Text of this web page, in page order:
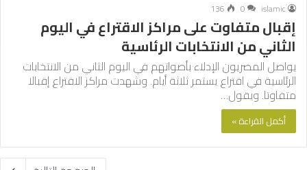
islamic
0
136
إقبال متفاوت على مراكز الاقتراع في اليوم
الثاني من الانتخابات الرئاسية
يواصل المصريون الإدلاء بأصواتهم في اليوم الثاني من الانتخابات
الرئاسية في اقتراع يستمر ثلاثة أيام. وشهدت مراكز الاقتراع إقبالا
متفاوتا. ويقول…
أكمل القراءة »